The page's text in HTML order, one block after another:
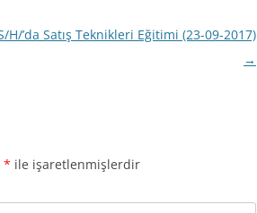
H/’da Satış Teknikleri Eğitimi (23-09-2017)
→
* ile işaretlenmişlerdir